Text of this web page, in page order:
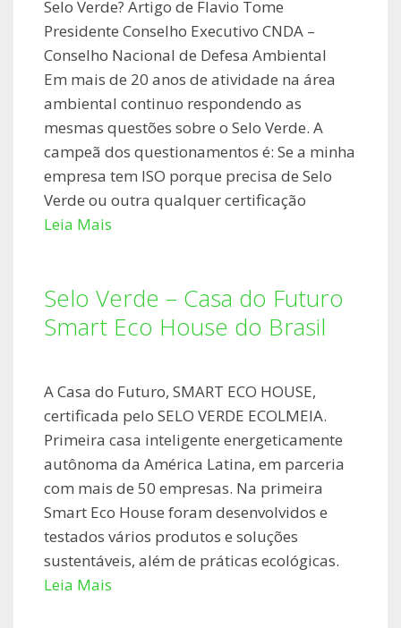
Selo Verde? Artigo de Flavio Tome
Presidente Conselho Executivo CNDA –
Conselho Nacional de Defesa Ambiental
Em mais de 20 anos de atividade na área
ambiental continuo respondendo as
mesmas questões sobre o Selo Verde. A
campeã dos questionamentos é: Se a minha
empresa tem ISO porque precisa de Selo
Verde ou outra qualquer certificação
Leia Mais
Selo Verde – Casa do Futuro
Smart Eco House do Brasil
A Casa do Futuro, SMART ECO HOUSE,
certificada pelo SELO VERDE ECOLMEIA.
Primeira casa inteligente energeticamente
autônoma da América Latina, em parceria
com mais de 50 empresas. Na primeira
Smart Eco House foram desenvolvidos e
testados vários produtos e soluções
sustentáveis, além de práticas ecológicas.
Leia Mais